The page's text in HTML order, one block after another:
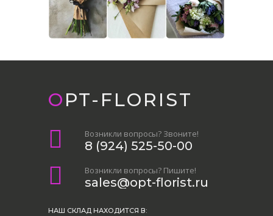
OPT-FLORIST
Возникли вопросы? Звоните!
8 (924) 525-50-00
Возникли вопросы? Пишите!
sales@opt-florist.ru
НАШ СКЛАД НАХОДИТСЯ В: